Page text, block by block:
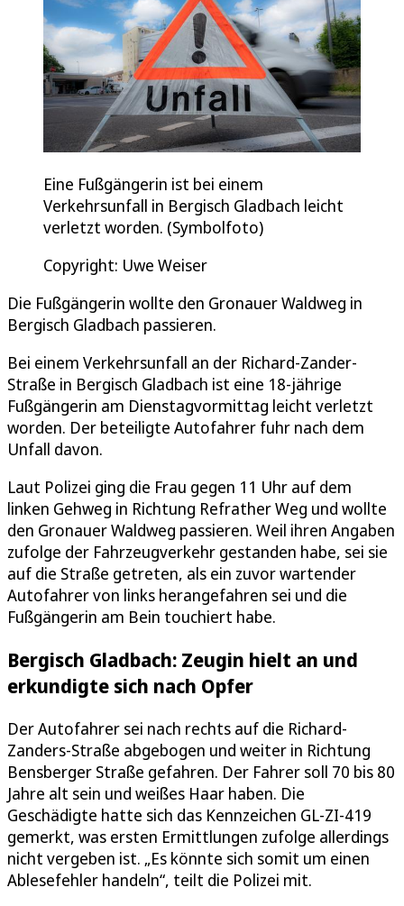
Eine Fußgängerin ist bei einem
Verkehrsunfall in Bergisch Gladbach leicht
verletzt worden. (Symbolfoto)
Copyright: Uwe Weiser
Die Fußgängerin wollte den Gronauer Waldweg in
Bergisch Gladbach passieren.
Bei einem Verkehrsunfall an der Richard-Zander-
Straße in Bergisch Gladbach ist eine 18-jährige
Fußgängerin am Dienstagvormittag leicht verletzt
worden. Der beteiligte Autofahrer fuhr nach dem
Unfall davon.
Laut Polizei ging die Frau gegen 11 Uhr auf dem
linken Gehweg in Richtung Refrather Weg und wollte
den Gronauer Waldweg passieren. Weil ihren Angaben
zufolge der Fahrzeugverkehr gestanden habe, sei sie
auf die Straße getreten, als ein zuvor wartender
Autofahrer von links herangefahren sei und die
Fußgängerin am Bein touchiert habe.
Bergisch Gladbach: Zeugin hielt an und
erkundigte sich nach Opfer
Der Autofahrer sei nach rechts auf die Richard-
Zanders-Straße abgebogen und weiter in Richtung
Bensberger Straße gefahren. Der Fahrer soll 70 bis 80
Jahre alt sein und weißes Haar haben. Die
Geschädigte hatte sich das Kennzeichen GL-ZI-419
gemerkt, was ersten Ermittlungen zufolge allerdings
nicht vergeben ist. „Es könnte sich somit um einen
Ablesefehler handeln“, teilt die Polizei mit.